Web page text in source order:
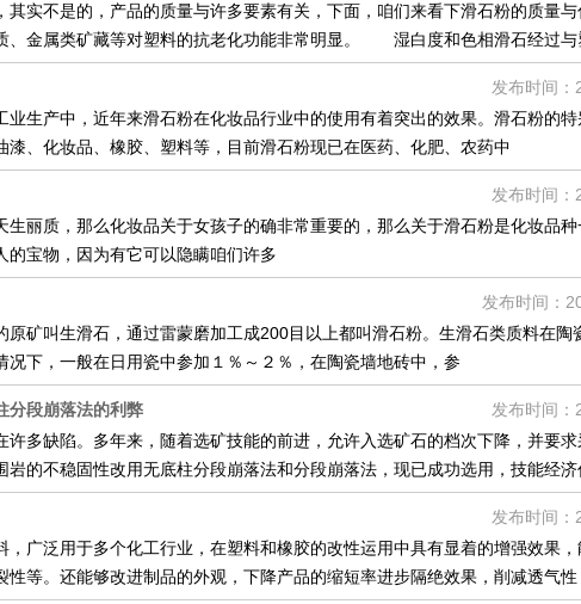
其实不是的，产品的质量与许多要素有关，下面，咱们来看下滑石粉的质
、金属类矿藏等对塑料的抗老化功能非常明显。 湿白度和色相滑石经过与
生产中，近年来滑石粉在化妆品行业中的使用有着突出的效果。滑石粉的
化妆品、橡胶、塑料等，目前滑石粉现已在医药、化肥、农药中
发布时间
丽质，那么化妆品关于女孩子的确非常重要的，那么关于滑石粉是化妆品
宝物，因为有它可以隐瞒咱们许多
发布时间
原矿叫生滑石，通过雷蒙磨加工成200目以上都叫滑石粉。生滑石类质料在
，一般在日用瓷中参加１％～２％，在陶瓷墙地砖中，参
发布时间：
分段崩落法的利弊
多缺陷。多年来，随着选矿技能的前进，允许入选矿石的档次下降，并要
的不稳固性改用无底柱分段崩落法和分段崩落法，现已成功选用，技能经济
发布时间
广泛用于多个化工行业，在塑料和橡胶的改性运用中具有显着的增强效果
性等。还能够改进制品的外观，下降产品的缩短率进步隔绝效果，削减透气性
发布时间